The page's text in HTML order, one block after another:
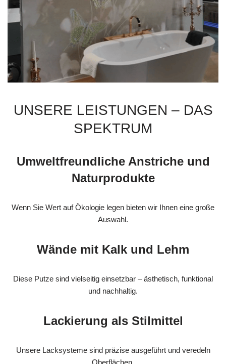
UNSERE LEISTUNGEN – DAS
SPEKTRUM
Umweltfreundliche Anstriche und
Naturprodukte
Wenn Sie Wert auf Ökologie legen bieten wir Ihnen eine große
Auswahl.
Wände mit Kalk und Lehm
Diese Putze sind vielseitig einsetzbar – ästhetisch, funktional
und nachhaltig.
Lackierung als Stilmittel
Unsere Lacksysteme sind präzise ausgeführt und veredeln